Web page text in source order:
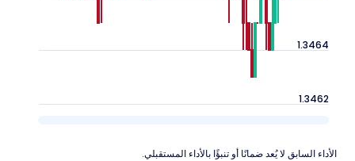
1.3462
1.3464
الأداء السابق لا يُعد ضمانًا أو تنبؤًا بالأداء المستقبلي.